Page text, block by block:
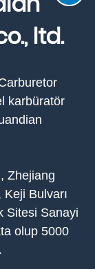
ltd.
karbüratör
Zhejiang
Bulvarı
Sitesi Sanayi
olup 5000